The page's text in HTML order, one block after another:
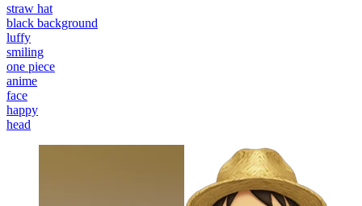
straw hat
black background
luffy
smiling
one piece
anime
face
happy
head